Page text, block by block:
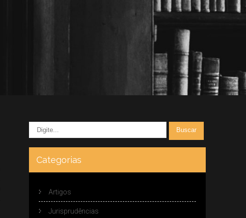
Categorias
Artigos
Jurisprudências